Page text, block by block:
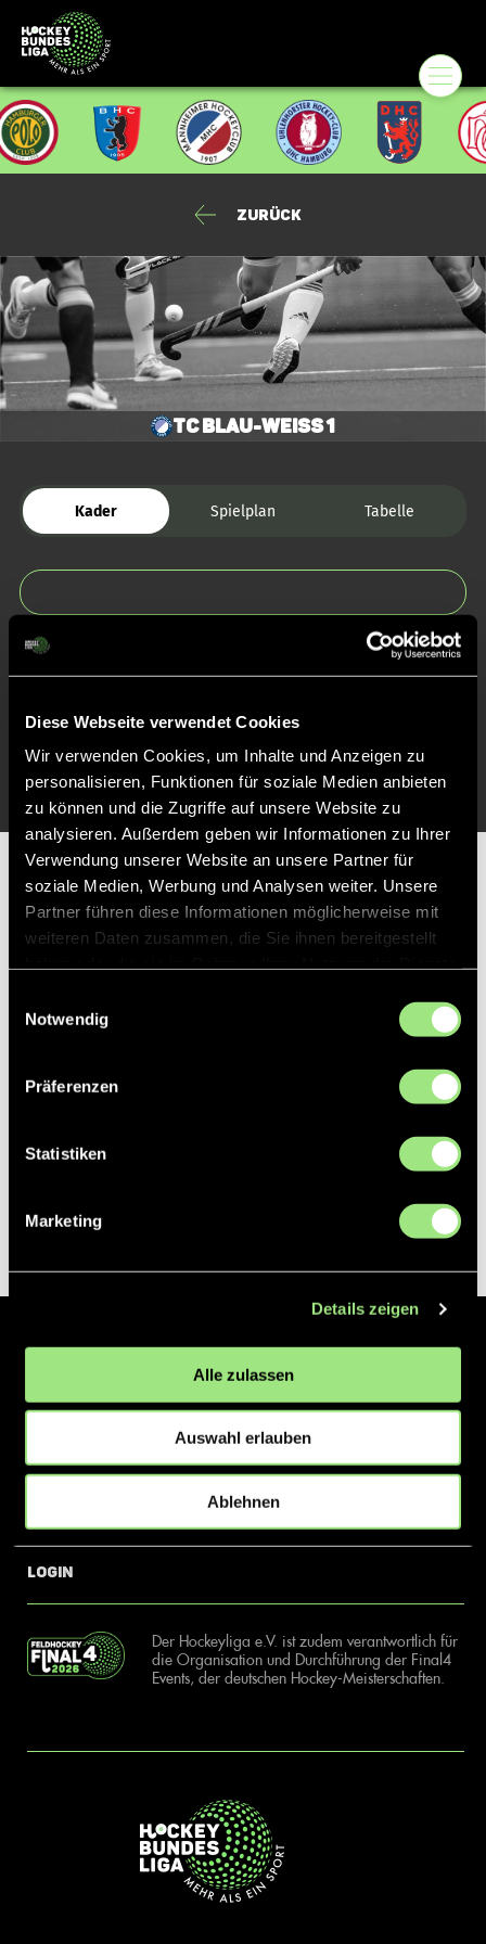
Diese Webseite verwendet Cookies
Wir verwenden Cookies, um Inhalte und Anzeigen zu
personalisieren, Funktionen für soziale Medien anbieten
zu können und die Zugriffe auf unsere Website zu
analysieren. Außerdem geben wir Informationen zu Ihrer
Verwendung unserer Website an unsere Partner für
soziale Medien, Werbung und Analysen weiter. Unsere
Partner führen diese Informationen möglicherweise mit
weiteren Daten zusammen, die Sie ihnen bereitgestellt
Notwendig
Präferenzen
Statistiken
Marketing
Details zeigen
Alle zulassen
Auswahl erlauben
Ablehnen
Zurück
TC Blau-Weiss 1
Kader Spielplan Tabelle
Partner
Der Hockeyliga e.V. ist verantwortlich für die Organisation und
der Halle. Insgesamt sind über 60 Vereine unter dem Dach der
Hockeyliga organisiert, sowohl im Herren als auch im Damen
News
Login
Kontakt
Der Hockeyliga e.V. ist zudem verantwortlich für
die Organisation und Durchführung der Final4
Events, der deutschen Hockey-Meisterschaften.